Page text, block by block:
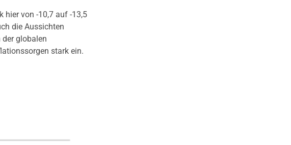
von -10,7 auf -13,5
die Aussichten
globalen
stark ein.